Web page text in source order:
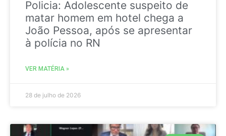
Policia: Adolescente suspeito de
matar homem em hotel chega a
João Pessoa, após se apresentar
à polícia no RN
VER MATÉRIA »
28 de julho de 2026